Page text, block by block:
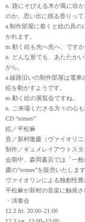
n. 路にそびえる木が風に吹
のか。思い出に残る香りって
a.制作部屋に着くと絵の具
かれます。
m.動く絵も先へ先へ、です
n. どんな形でも、あたたか
がら。
a.線路沿いの制作部屋は電
絵を動かすようです。
m.動く絵の展覧会ですね。
n. ご来場くださる方々の心も
CD “scenes”
絵／平松麻
音／新村隆慶（ヴァイオリニ
制作／ギュメレイアウトスタ
会期中、森岡書店では「一
慶の”scenes”を販売いたしま
ヴァイオリンによる独創性豊
平松麻が新村の音楽に触発
・演奏会
12.2 fri. 20:00–21:00